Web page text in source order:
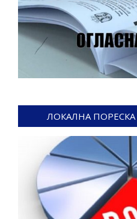
ЛОКАЛНА